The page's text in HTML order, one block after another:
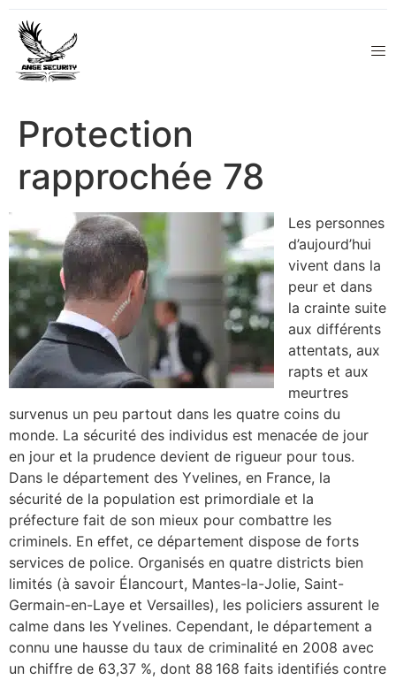
Protection
rapprochée 78
Les personnes
d’aujourd’hui
vivent dans la
peur et dans
la crainte suite
aux différents
attentats, aux
rapts et aux
meurtres
survenus un peu partout dans les quatre coins du
monde. La sécurité des individus est menacée de jour
en jour et la prudence devient de rigueur pour tous.
Dans le département des Yvelines, en France, la
sécurité de la population est primordiale et la
préfecture fait de son mieux pour combattre les
criminels. En effet, ce département dispose de forts
services de police. Organisés en quatre districts bien
limités (à savoir Élancourt, Mantes-la-Jolie, Saint-
Germain-en-Laye et Versailles), les policiers assurent le
calme dans les Yvelines. Cependant, le département a
connu une hausse du taux de criminalité en 2008 avec
un chiffre de 63,37 %, dont 88 168 faits identifiés contre